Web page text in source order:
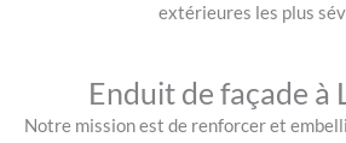
extérieures les plus
Enduit de façade à
Notre mission est de renforcer et